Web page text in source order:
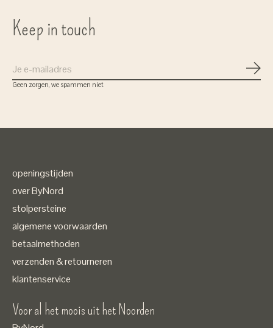
Keep in touch
Geen zorgen, we spammen niet
openingstijden
over ByNord
stolpersteine
algemene voorwaarden
betaalmethoden
verzenden & retourneren
klantenservice
Voor al het moois uit het Noorden